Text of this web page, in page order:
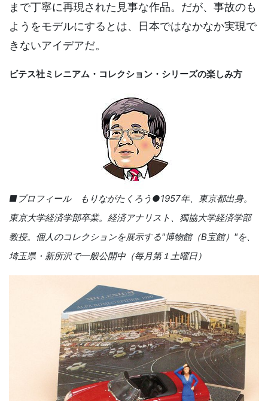
まで丁寧に再現された見事な作品。だが、事故のも
ようをモデルにするとは、日本ではなかなか実現で
きないアイデアだ。
ビテス社ミレニアム・コレクション・シリーズの楽しみ方
■プロフィール もりながたくろう●1957年、東京都出身。
東京大学経済学部卒業。経済アナリスト、獨協大学経済学部
教授。個人のコレクションを展示する"博物館（B宝館）"を、
埼玉県・新所沢で一般公開中（毎月第１土曜日）